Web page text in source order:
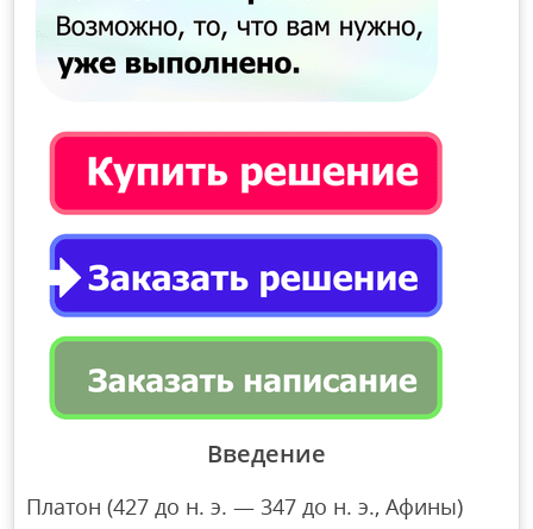
Введение
Платон (427 до н. э. — 347 до н. э., Афины)